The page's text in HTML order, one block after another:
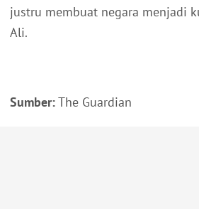
justru membuat negara menjadi
Ali.
Sumber:The Guardian